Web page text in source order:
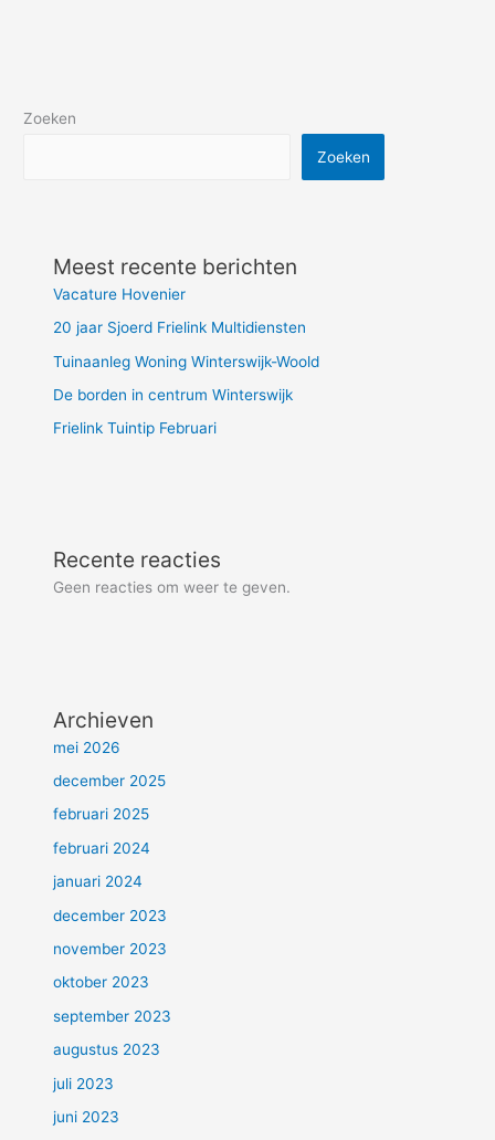
Zoeken
Zoeken
Meest recente berichten
Vacature Hovenier
20 jaar Sjoerd Frielink Multidiensten
Tuinaanleg Woning Winterswijk-Woold
De borden in centrum Winterswijk
Frielink Tuintip Februari
Recente reacties
Geen reacties om weer te geven.
Archieven
mei 2026
december 2025
februari 2025
februari 2024
januari 2024
december 2023
november 2023
oktober 2023
september 2023
augustus 2023
juli 2023
juni 2023